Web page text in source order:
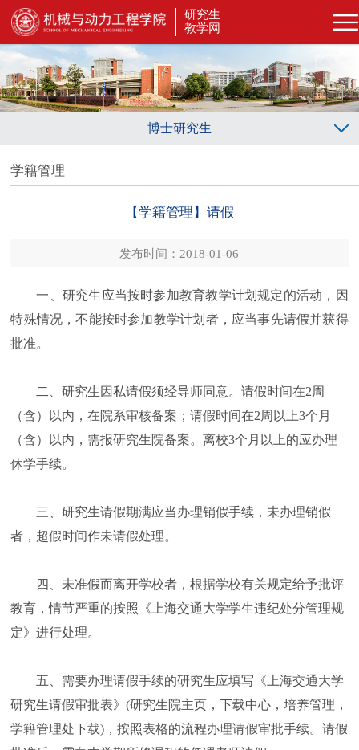
研究生
教学网
博士研究生
学籍管理
【学籍管理】请假
发布时间：2018-01-06
一、研究生应当按时参加教育教学计划规定的活动，因
特殊情况，不能按时参加教学计划者，应当事先请假并获得
批准。
二、研究生因私请假须经导师同意。请假时间在2周
（含）以内，在院系审核备案；请假时间在2周以上3个月
（含）以内，需报研究生院备案。离校3个月以上的应办理
休学手续。
三、研究生请假期满应当办理销假手续，未办理销假
者，超假时间作未请假处理。
四、未准假而离开学校者，根据学校有关规定给予批评
教育，情节严重的按照《上海交通大学学生违纪处分管理规
定》进行处理。
五、需要办理请假手续的研究生应填写《上海交通大学
研究生请假审批表》(研究生院主页，下载中心，培养管理，
学籍管理处下载) ，按照表格的流程办理请假审批手续。请假